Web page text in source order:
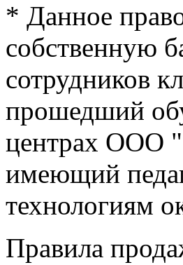
* Данное
собственную
сотрудников
прошедший
центрах ООО
имеющий
Правила